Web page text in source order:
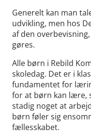
Generelt kan man
udvikling, men hos
af den
gøres.
Alle børn i Rebild
skoledag. Det er i
fundamentet for
for at børn kan lære,
stadig noget at
børn føler sig
fællesskabet.